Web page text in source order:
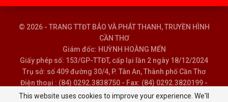
© 2026 - TRANG TTĐT BÁO VÀ PHÁT THANH, TRUYỀN HÌNH
CẦN THƠ
Giám đốc: HUỲNH HOÀNG MẾN
Giấy phép số: 153/GP-TTĐT, cấp lại lần 2 ngày 18/12/2024
Trụ sở: số 409 đường 30/4, P. Tân An, Thành phố Cần Thơ
Điện thoại : (84) 0292.3838750 - Fax: (84) 0292.3820199 -
Email : baoptth@cantho.gov.vn
This website uses cookies to improve your experience. We'll